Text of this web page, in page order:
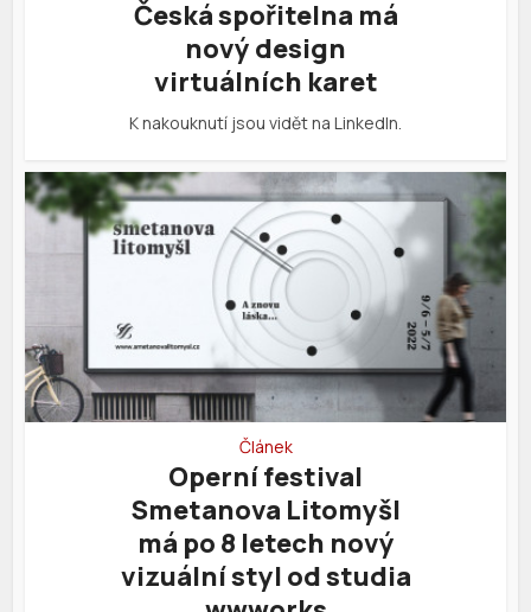
Česká spořitelna má
nový design
virtuálních karet
K nakouknutí jsou vidět na LinkedIn.
Článek
Operní festival
Smetanova Litomyšl
má po 8 letech nový
vizuální styl od studia